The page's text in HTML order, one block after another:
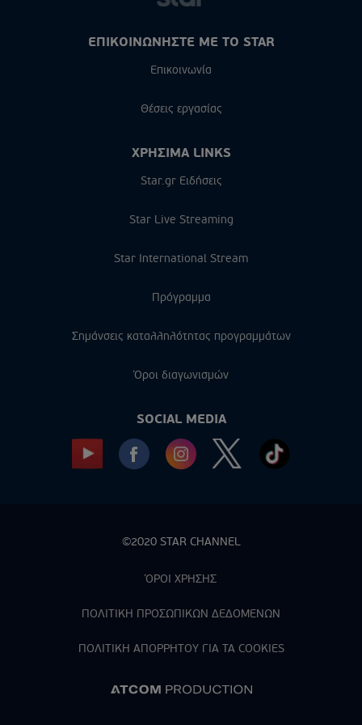
ΕΠΙΚΟΙΝΩΝΗΣΤΕ ΜΕ ΤΟ STAR
Επικοινωνία
Θέσεις εργασίας
ΧΡΗΣΙΜΑ LINKS
Star.gr Ειδήσεις
Star Live Streaming
Star International Stream
Πρόγραμμα
Σημάνσεις καταλληλότητας προγραμμάτων
Όροι διαγωνισμών
SOCIAL MEDIA
©2020 STAR CHANNEL
ΌΡΟΙ ΧΡΗΣΗΣ
ΠΟΛΙΤΙΚΗ ΠΡΟΣΩΠΙΚΩΝ ΔΕΔΟΜΕΝΩΝ
ΠΟΛΙΤΙΚΗ ΑΠΟΡPΗΤΟΥ ΓΙΑ ΤΑ COOKIES